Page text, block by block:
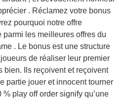
. Réclamez votre bonus
pourquoi notre offre
les meilleures offres du
. Le bonus est une structure
de réaliser leur premier
bien. Ils reçoivent et reçoivent
partie jouer et innocent tourner
play off order signify qu’une